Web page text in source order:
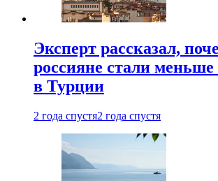
Эксперт рассказал,
россияне стали меньше
в Турции
2 года спустя2 года спустя